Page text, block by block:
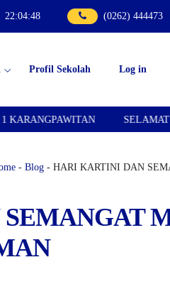
22:04:49 (0262) 444473
Profil Sekolah Log in
SELAMAT DATANG DI
- Blog - HARI KARTINI DAN